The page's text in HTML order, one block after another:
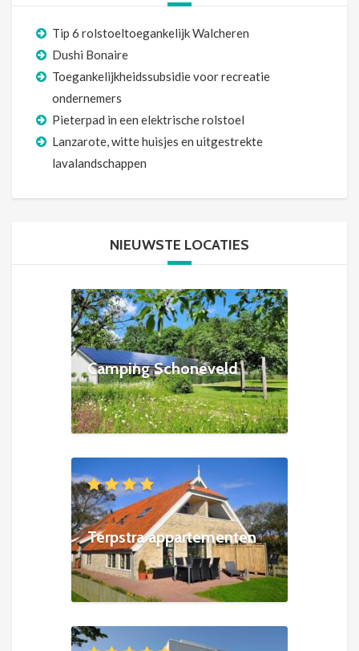
Tip 6 rolstoeltoegankelijk Walcheren
Dushi Bonaire
Toegankelijkheidssubsidie voor recreatie
ondernemers
Pieterpad in een elektrische rolstoel
Lanzarote, witte huisjes en uitgestrekte
lavalandschappen
NIEUWSTE LOCATIES
Camping Schoneveld
Terpstra appartementen